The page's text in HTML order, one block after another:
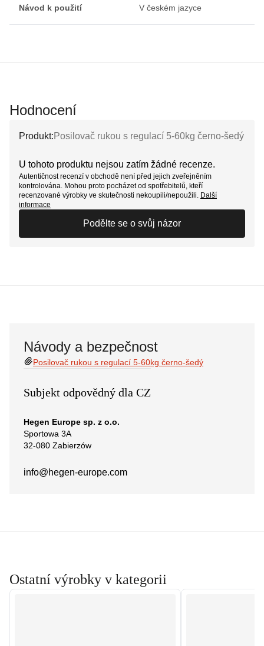
Návod k použití V českém jazyce
Hodnocení
Produkt: Posilovač rukou s regulací 5-60kg černo-šedý
U tohoto produktu nejsou zatím žádné recenze.
Autentičnost recenzí v obchodě není před jejich zveřejněním
kontrolována. Mohou proto pocházet od spotřebitelů, kteří
recenzované výrobky ve skutečnosti nekoupili/nepoužili. Další
informace
Podělte se o svůj názor
Návody a bezpečnost
Posilovač rukou s regulací 5-60kg černo-šedý
Subjekt odpovědný dla CZ
Hegen Europe sp. z o.o.
Sportowa 3A
32-080 Zabierzów
info@hegen-europe.com
Ostatní výrobky v kategorii